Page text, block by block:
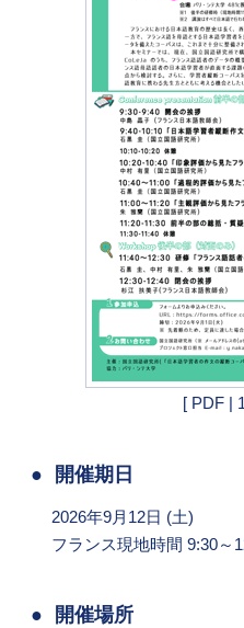
[ PDF |
開催期日
2026年9月12日 (土)
フランス現地時間 9:30～
開催場所